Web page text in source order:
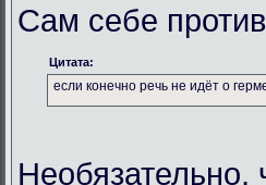
Сам себе
Цитата:
если конечно речь не идёт о